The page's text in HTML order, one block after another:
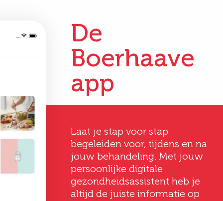
van
Deveney
Vermeij
20 jaar oud
Het begon bij het consult.
Op het consult werd de
Gertrud
Hoever-
58 jaar oud
Ik ben uitermate
tevreden. De
De
Boerhaave
app
Laat je stap voor stap
begeleiden voor, tijdens en na
jouw behandeling. Met jouw
persoonlijke digitale
gezondheidsassistent heb je
altijd de juiste informatie op